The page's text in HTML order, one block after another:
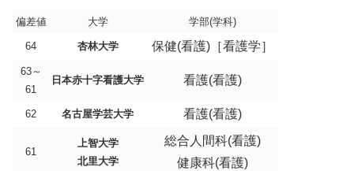
偏差値 大学 学部(学科)
64 杏林大学 保健(看護)［看護学］
63～
61
日本赤十字看護大学 看護(看護)
62 名古屋学芸大学 看護(看護)
61
上智大学
北里大学
総合人間科(看護)
健康科(看護)